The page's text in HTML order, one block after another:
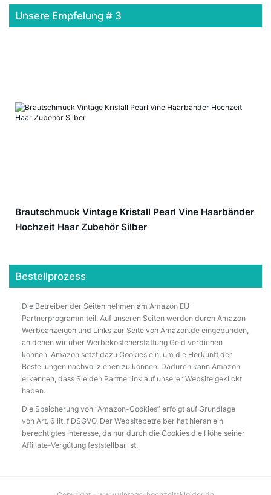
Unsere Empfelung # 3
Brautschmuck Vintage Kristall Pearl Vine Haarbänder
Hochzeit Haar Zubehör Silber
Bestellprozess
Die Betreiber der Seiten nehmen am Amazon EU-
Partnerprogramm teil. Auf unseren Seiten werden durch Amazon
Werbeanzeigen und Links zur Seite von Amazon.de eingebunden,
an denen wir über Werbekostenerstattung Geld verdienen
können. Amazon setzt dazu Cookies ein, um die Herkunft der
Bestellungen nachvollziehen zu können. Dadurch kann Amazon
erkennen, dass Sie den Partnerlink auf unserer Website geklickt
haben.
Die Speicherung von “Amazon-Cookies” erfolgt auf Grundlage
von Art. 6 lit. f DSGVO. Der Websitebetreiber hat hieran ein
berechtigtes Interesse, da nur durch die Cookies die Höhe seiner
Affiliate-Vergütung feststellbar ist.